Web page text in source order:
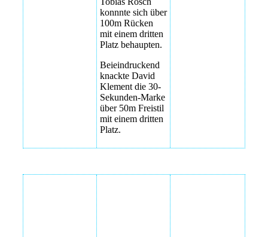
konnnte sich über
100m Rücken
mit einem dritten
Platz behaupten.
Beieindruckend
knackte David
Klement die 30-
Sekunden-Marke
über 50m Freistil
mit einem dritten
Platz.